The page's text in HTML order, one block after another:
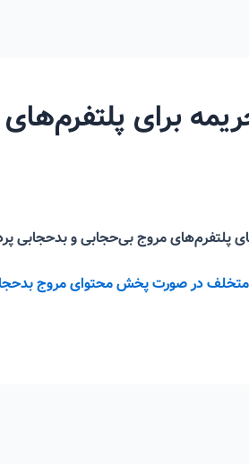
برای
متخلف در صورت پخش محتوای مروج